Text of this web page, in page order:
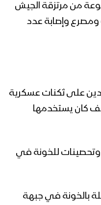
من مرتزقة الجيش
وإصابة عدد
على ثكنات عسكرية
كان يستخدمها
وتحصينات للخونة في
بالخونة في جبهة